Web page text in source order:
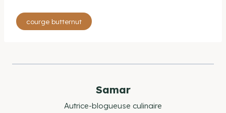
Étiquettes
de
publication :
courge butternut
Samar
Autrice-blogueuse culinaire